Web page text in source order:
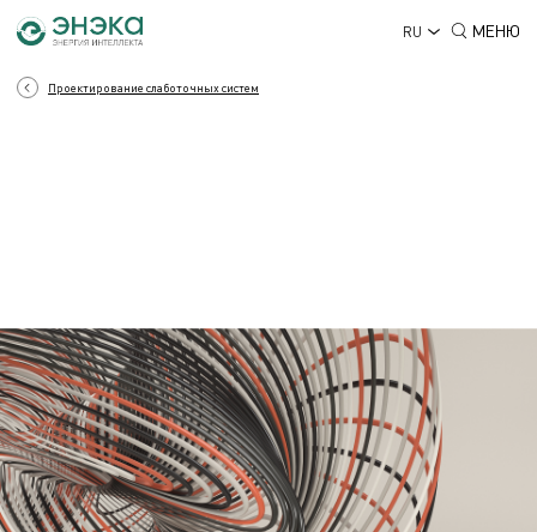
RU МЕНЮ
Проектирование слаботочных систем
СЛАБОТОЧНЫЕ СИСТЕМЫ